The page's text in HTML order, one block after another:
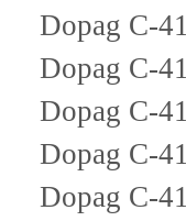
Dopag C-
Dopag C-
Dopag C-
Dopag C-
Dopag C-